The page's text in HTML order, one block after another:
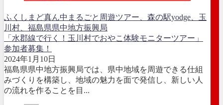
ふくしまど真ん中まるごと周遊ツアー、森の駅yodge、玉
川村、福島県県中地方振興局
「水郡線で行く！玉川村でおやこ体験モニターツアー」
参加者募集！
2024年1月10日
福島県県中地方振興局では、県中地域を周遊できる仕組
みづくりを構築し、地域の魅力を面で発信し、新しい人
の流れを作ることを目...